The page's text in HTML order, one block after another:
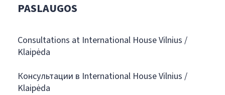
PASLAUGOS
Consultations at International House Vilnius /
Klaipėda
Консультации в International House Vilnius /
Klaipėda